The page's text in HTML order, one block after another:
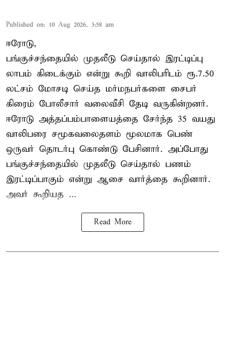
Published on: 10 Aug 2026, 3:58 am
ஈரோடு,
பங்குச்சந்தையில் முதலீடு செய்தால் இரட்டிப்பு
லாபம் கிடைக்கும் என்று கூறி வாலிபரிடம் ரூ.7.50
லட்சம் மோசடி செய்த மர்மநபர்களை சைபர்
கிரைம் போலீசார் வலைவீசி தேடி வருகின்றனர்.
ஈரோடு அத்தப்பம்பாளையத்தை சேர்ந்த 35 வயது
வாலிபரை சமூகவலைதளம் மூலமாக பெண்
ஒருவர் தொடர்பு கொண்டு பேசினார். அப்போது
பங்குச்சந்தையில் முதலீடு செய்தால் பணம்
இரட்டிப்பாகும் என்று ஆசை வார்த்தை கூறினார்.
அவர் கூறியத ...
Read More